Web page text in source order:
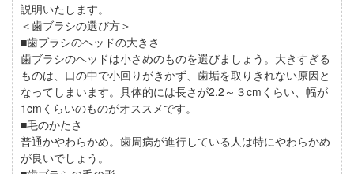
説明いたします。
＜歯ブラシの選び方＞
■歯ブラシのヘッドの大きさ
歯ブラシのヘッドは小さめのものを選びましょう。大きすぎる
ものは、口の中で小回りがきかず、歯垢を取りきれない原因と
なってしまいます。具体的には長さが2.2～３cmくらい、幅が
1cmくらいのものがオススメです。
■毛のかたさ
普通かやわらかめ。歯周病が進行している人は特にやわらかめ
が良いでしょう。